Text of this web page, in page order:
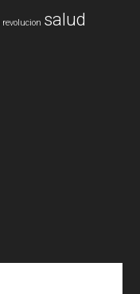
revolucion salud